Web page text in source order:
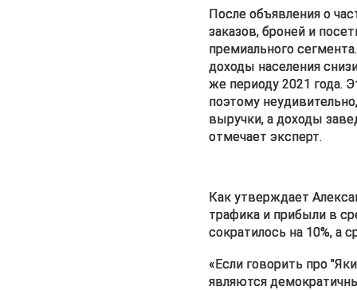
После объявления о
заказов, броней и
премиального
доходы населения
же периоду 2021 года.
поэтому
выручки, а доходы
отмечает эксперт.
Как утверждает
трафика и прибыли в
сократилось на 10%, а
«Если говорить про
являются